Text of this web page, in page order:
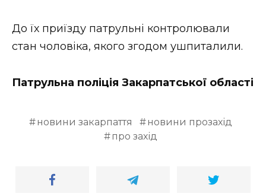
До їх приїзду патрульні контролювали
стан чоловіка, якого згодом ушпиталили.
Патрульна поліція Закарпатської області
новини закарпаття
новини прозахід
про захід